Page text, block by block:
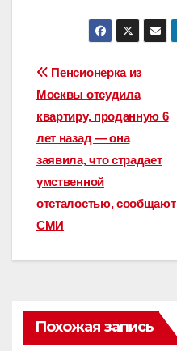
Навигация
по
записям
Пенсионерка из
Москвы отсудила
квартиру, проданную 6
лет назад — она
заявила, что страдает
умственной
отсталостью, сообщают
СМИ
Похожая запись